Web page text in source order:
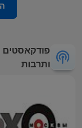
פודקאסטים
ותרבות